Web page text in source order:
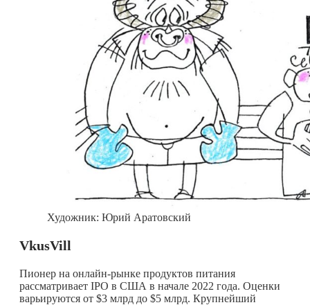
Художник: Юрий Аратовский
VkusVill
Пионер на онлайн-рынке продуктов питания
рассматривает IPO в США в начале 2022 года. Оценки
варьируются от $3 млрд до $5 млрд. Крупнейший